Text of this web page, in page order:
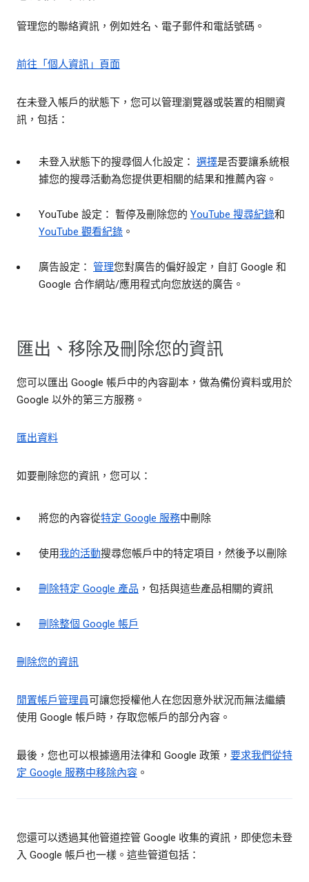
管理您的聯絡資訊，例如姓名、電子郵件和電話號碼。
前往「個人資訊」頁面
在未登入帳戶的狀態下，您可以管理瀏覽器或裝置的相關資
訊，包括：
未登入狀態下的搜尋個人化設定： 選擇是否要讓系統根
據您的搜尋活動為您提供更相關的結果和推薦內容。
YouTube 設定： 暫停及刪除您的 YouTube 搜尋紀錄和
YouTube 觀看紀錄 。
廣告設定： 管理您對廣告的偏好設定，自訂 Google 和
Google 合作網站/應用程式向您放送的廣告。
匯出、移除及刪除您的資訊
您可以匯出 Google 帳戶中的內容副本，做為備份資料或用於
Google 以外的第三方服務。
匯出資料
如要刪除您的資訊，您可以：
將您的內容從特定 Google 服務中刪除
使用我的活動搜尋您帳戶中的特定項目，然後予以刪除
刪除特定 Google 產品 ，包括與這些產品相關的資訊
刪除整個 Google 帳戶
刪除您的資訊
閒置帳戶管理員可讓您授權他人在您因意外狀況而無法繼續
使用 Google 帳戶時，存取您帳戶的部分內容。
最後，您也可以根據適用法律和 Google 政策， 要求我們從特
定 Google 服務中移除內容 。
您還可以透過其他管道控管 Google 收集的資訊，即使您未登
入 Google 帳戶也一樣。這些管道包括：